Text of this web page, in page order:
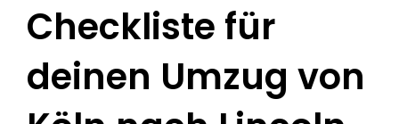
Checkliste für
deinen Umzug von